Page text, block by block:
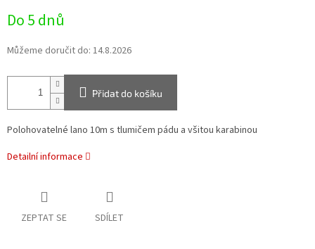
cena:
Do 5 dnů
Můžeme doručit do: 14.8.2026
Přidat do košíku
Polohovatelné lano 10m s tlumičem pádu a všitou karabinou
Detailní informace
ZEPTAT SE SDÍLET